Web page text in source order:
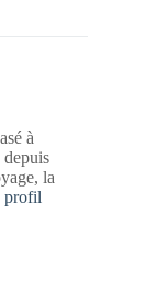
à
la
profil